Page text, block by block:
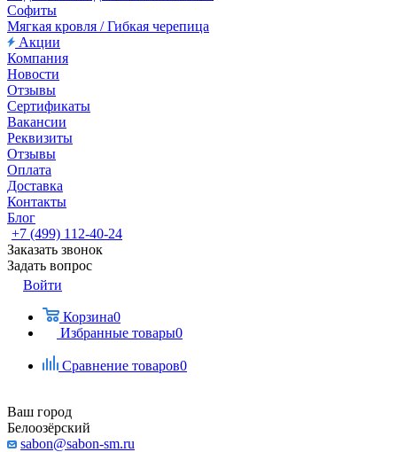
Софиты
Мягкая кровля / Гибкая черепица
Акции
Компания
Новости
Отзывы
Сертификаты
Вакансии
Реквизиты
Отзывы
Оплата
Доставка
Контакты
Блог
+7 (499) 112-40-24
Заказать звонок
Задать вопрос
Войти
Корзина0
Избранные товары0
Сравнение товаров0
Ваш город
Белоозёрский
sabon@sabon-sm.ru